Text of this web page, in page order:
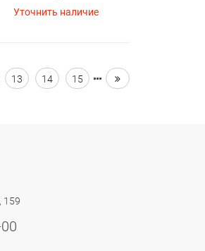
Уточнить наличие
13 14 15
159